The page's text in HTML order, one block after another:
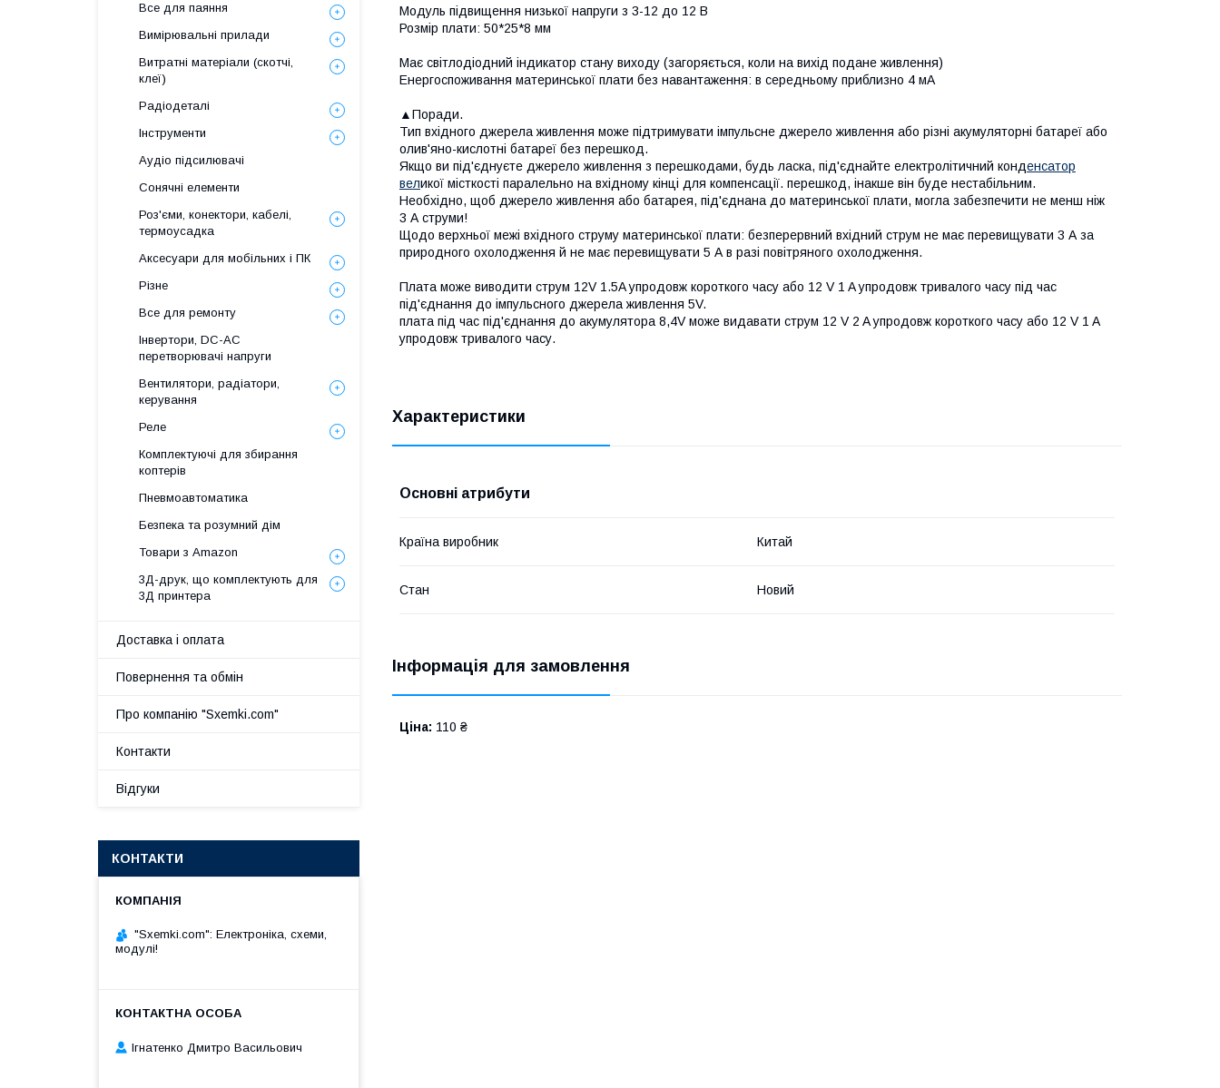
Модуль підвищення низької напруги з 3-12 до 12 В
Розмір плати: 50*25*8 мм
Має світлодіодний індикатор стану виходу (загоряється, коли на вихід подане живлення)
Енергоспоживання материнської плати без навантаження: в середньому приблизно 4 мА
▲Поради.
Тип вхідного джерела живлення може підтримувати імпульсне джерело живлення або різні акумуляторні батареї або
олив'яно-кислотні батареї без перешкод.
Якщо ви під'єднуєте джерело живлення з перешкодами, будь ласка, під'єднайте електролітичний конденсатор
великої місткості паралельно на вхідному кінці для компенсації. перешкод, інакше він буде нестабільним.
Необхідно, щоб джерело живлення або батарея, під'єднана до материнської плати, могла забезпечити не менш ніж
3 А струми!
Щодо верхньої межі вхідного струму материнської плати: безперервний вхідний струм не має перевищувати 3 А за
природного охолодження й не має перевищувати 5 А в разі повітряного охолодження.
Плата може виводити струм 12V 1.5A упродовж короткого часу або 12 V 1 A упродовж тривалого часу під час
під'єднання до імпульсного джерела живлення 5V.
плата під час під'єднання до акумулятора 8,4V може видавати струм 12 V 2 A упродовж короткого часу або 12 V 1 A
упродовж тривалого часу.
Характеристики
Основні атрибути
Країна виробник Китай
Стан Новий
Інформація для замовлення
Ціна: 110 ₴
Все для паяння
Вимірювальні прилади
Витратні матеріали (скотчі,
клеї)
Радіодеталі
Інструменти
Аудіо підсилювачі
Сонячні елементи
Роз'єми, конектори, кабелі,
термоусадка
Аксесуари для мобільних і ПК
Різне
Все для ремонту
Інвертори, DC-AC
перетворювачі напруги
Вентилятори, радіатори,
керування
Реле
Комплектуючі для збирання
коптерів
Пневмоавтоматика
Безпека та розумний дім
Товари з Amazon
3Д-друк, що комплектують для
3Д принтера
Доставка і оплата
Повернення та обмін
Про компанію "Sxemki.com"
Контакти
Відгуки
КОНТАКТИ
"Sxemki.com": Електроніка, схеми,
модулі!
Ігнатенко Дмитро Васильович